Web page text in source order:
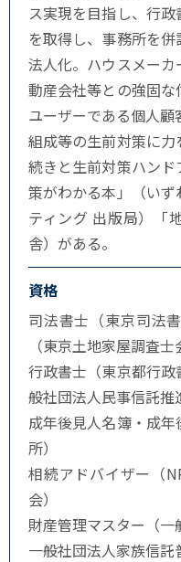
ス実現を目指し、行
を取得し、事務所を
法人化。ハウスメー
動産会社等との強固
ユーザーである個人
組成等の生前対策に
続きと生前対策ハン
策がわかる本」（い
ティング 出版局）「
舎）がある。
資格
司法書士（東京司法
（東京土地家屋調査士
行政書士（東京都行
般社団法人民事信託推
成年後見人名簿・成
所）
相続アドバイザー（
会）
財産管理マスター（一
一般社団法人家族信託